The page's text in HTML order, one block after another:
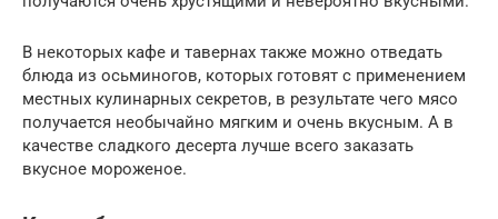
В некоторых кафе и тавернах также можно отведать
блюда из осьминогов, которых готовят с применением
местных кулинарных секретов, в результате чего мясо
получается необычайно мягким и очень вкусным. А в
качестве сладкого десерта лучше всего заказать
вкусное мороженое.